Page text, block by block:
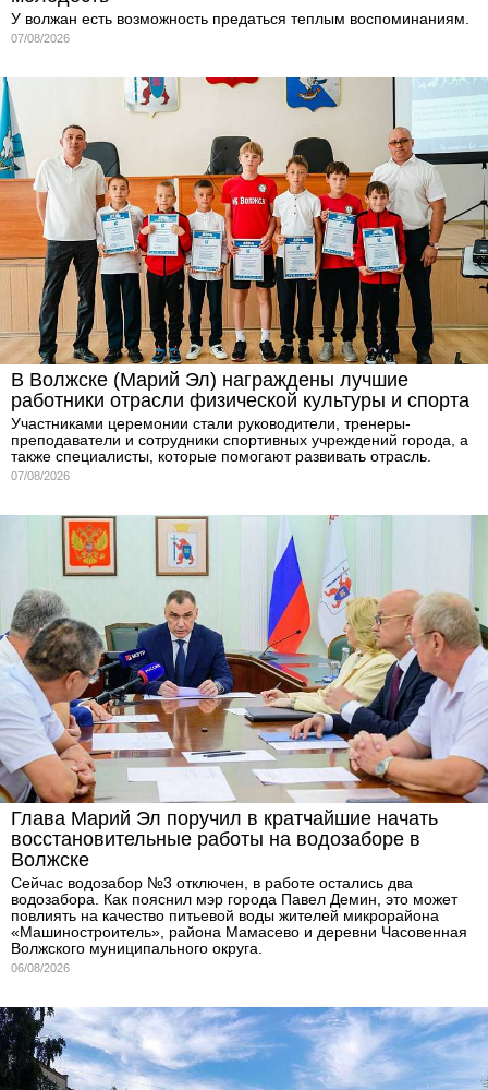
У волжан есть возможность предаться теплым воспоминаниям.
07/08/2026
В Волжске (Марий Эл) награждены лучшие
работники отрасли физической культуры и спорта
Участниками церемонии стали руководители, тренеры-
преподаватели и сотрудники спортивных учреждений города, а
также специалисты, которые помогают развивать отрасль.
07/08/2026
Глава Марий Эл поручил в кратчайшие начать
восстановительные работы на водозаборе в
Волжске
Сейчас водозабор №3 отключен, в работе остались два
водозабора. Как пояснил мэр города Павел Демин, это может
повлиять на качество питьевой воды жителей микрорайона
«Машиностроитель», района Мамасево и деревни Часовенная
Волжского муниципального округа.
06/08/2026